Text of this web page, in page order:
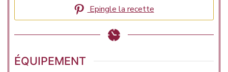
Epingle la recette
ÉQUIPEMENT